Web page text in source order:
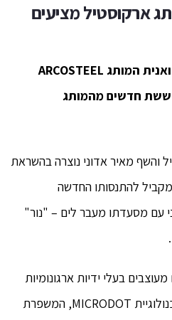
ארקוסטיל מציעים
חברת מילניום מרקטינג, יבואנית המותג ARCOSTEEL
ששת חדשים מהמותג
מאיר אדוני נוצרה בהשראת
להתנסותו החדשה
עם מסעדתו מעבר לים – "נור"
כוללת 6 כלים מעוצבים בעלי ידיות ארגונומיות
מנירוסטה איכותית 18/10 בטכנולוגיית MICRODOT, המשפרת